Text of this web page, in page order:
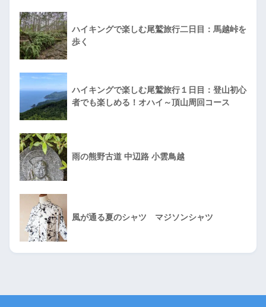
ハイキングで楽しむ尾鷲旅行二日目：馬越峠を
歩く
ハイキングで楽しむ尾鷲旅行１日目：登山初心
者でも楽しめる！オハイ～頂山周回コース
雨の熊野古道 中辺路 小雲鳥越
風が通る夏のシャツ マジソンシャツ